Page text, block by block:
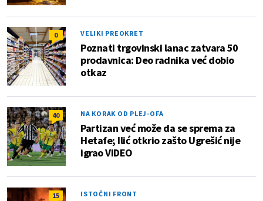
0 VELIKI PREOKRET
Poznati trgovinski lanac zatvara 50
prodavnica: Deo radnika već dobio
otkaz
40 NA KORAK OD PLEJ-OFA
Partizan već može da se sprema za
Hetafe; Ilić otkrio zašto Ugrešić nije
igrao VIDEO
15 ISTOČNI FRONT